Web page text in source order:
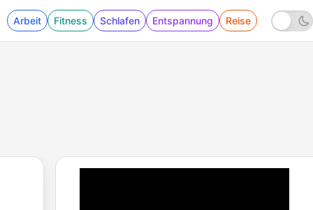
Arbeit Fitness Schlafen Entspannung Reise